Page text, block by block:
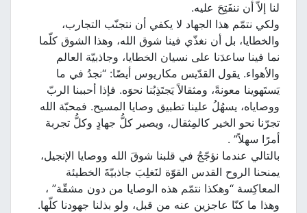
لنا إلاّ أن ننفَتِحَ عليه.
ولكي نتمّم هذا الجهاد لا يكفي أن نتجنّب التجارب،
والخطايا، بل أن نغذّي فينا شوق الله، وهذا الشوق كلّما
نما فينا ساعدَنا على نسيان الخطايا، وجاذبيّة العالم
والأهواء. يقول القدّيس مكاريوس أيضًا: “نجدُ في ما
يَستَهوينا معونةً، ومثقالاً يَجتَذِبُنا نحوَه. فإذا أحببنا الربّ
ووصاياه، يسهُلُ علينا تطبيق وصايا المسيح. فمحبّة الله
تجرّنا نحو الخير كالمِثقال، ويصير كلُّ جهادٍ وكلُّ تجربة
أمرًا سهلاً” .
بالتالي عندما نؤجّجُ في قلبنا شوقَ الله ووصايا الإنجيل،
يمنحنا الروح القدس القوّة لنَغلِبَ جاذبيّةَ الخطيئة
المعاكِسة “وهكذا نتمّم هذه الوصايا من دون مشقّة” ،
وهذا ما كنّا عاجزين عنه من قبل، ولو بذلنا جهودنا كلّها.